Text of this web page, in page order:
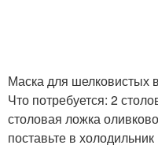
Маска для шелковистых
Что потребуется: 2
столовая ложка
поставьте в